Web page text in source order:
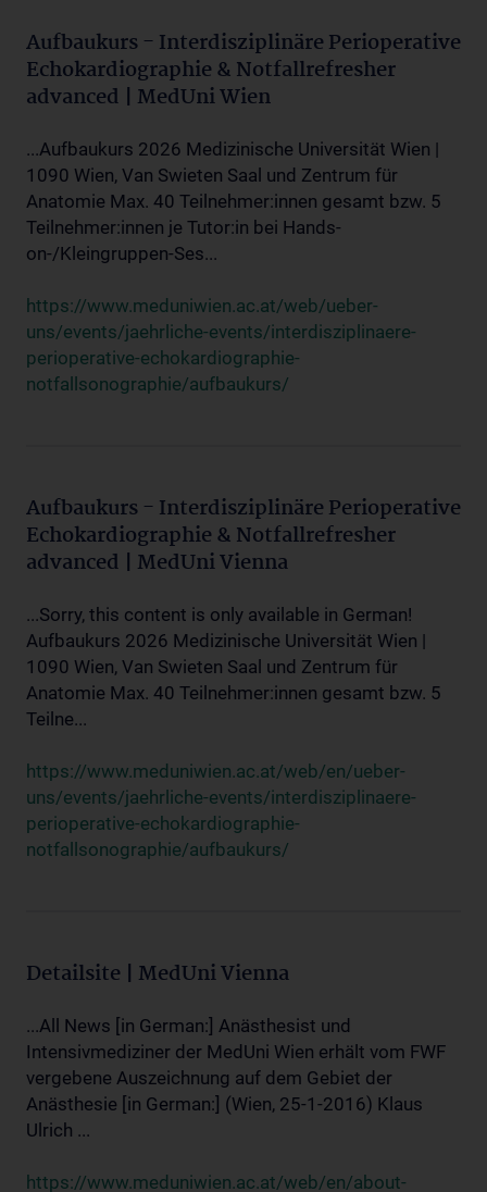
Aufbaukurs - Interdisziplinäre Perioperative
Echokardiographie & Notfallrefresher
advanced | MedUni Wien
...Aufbaukurs 2026 Medizinische Universität Wien |
1090 Wien, Van Swieten Saal und Zentrum für
Anatomie Max. 40 Teilnehmer:innen gesamt bzw. 5
Teilnehmer:innen je Tutor:in bei Hands-
on-/Kleingruppen-Ses...
https://www.meduniwien.ac.at/web/ueber-
uns/events/jaehrliche-events/interdisziplinaere-
perioperative-echokardiographie-
notfallsonographie/aufbaukurs/
Aufbaukurs - Interdisziplinäre Perioperative
Echokardiographie & Notfallrefresher
advanced | MedUni Vienna
...Sorry, this content is only available in German!
Aufbaukurs 2026 Medizinische Universität Wien |
1090 Wien, Van Swieten Saal und Zentrum für
Anatomie Max. 40 Teilnehmer:innen gesamt bzw. 5
Teilne...
https://www.meduniwien.ac.at/web/en/ueber-
uns/events/jaehrliche-events/interdisziplinaere-
perioperative-echokardiographie-
notfallsonographie/aufbaukurs/
Detailsite | MedUni Vienna
...All News [in German:] Anästhesist und
Intensivmediziner der MedUni Wien erhält vom FWF
vergebene Auszeichnung auf dem Gebiet der
Anästhesie [in German:] (Wien, 25-1-2016) Klaus
Ulrich ...
https://www.meduniwien.ac.at/web/en/about-